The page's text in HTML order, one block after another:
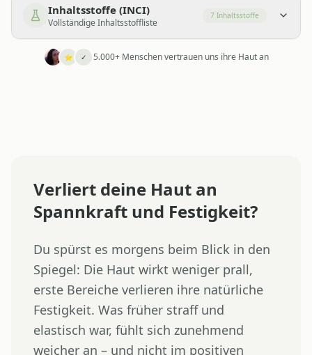
Inhaltsstoffe (INCI)
Vollständige Inhaltsstoffliste
7 Inhaltsstoffe
⭐ ✓ 5.000+ Menschen vertrauen uns ihre Haut an
Verliert deine Haut an
Spannkraft und Festigkeit?
Du spürst es morgens beim Blick in den
Spiegel: Die Haut wirkt weniger prall,
erste Bereiche verlieren ihre natürliche
Festigkeit. Was früher straff und
elastisch war, fühlt sich zunehmend
weicher an – und nicht im positiven